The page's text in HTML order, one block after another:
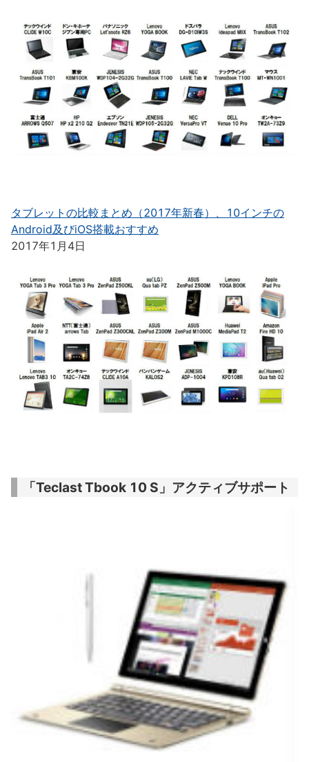
タブレットの比較まとめ（2017年新春）、10インチの
Android及びiOS搭載おすすめ
2017年1月4日
「Teclast Tbook 10 S」アクティブサポート